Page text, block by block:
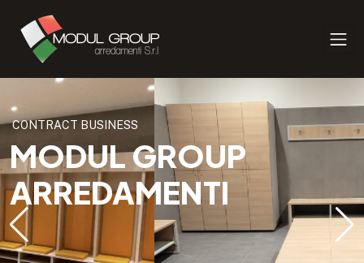
CONTRACT BUSINESS
MODUL GROUP
ARREDAMENTI